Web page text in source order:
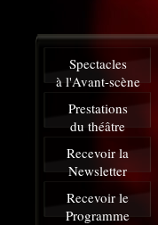
Spectacles
à l'Avant-scène
Prestations
du théâtre
Recevoir la
Newsletter
Recevoir le
Programme